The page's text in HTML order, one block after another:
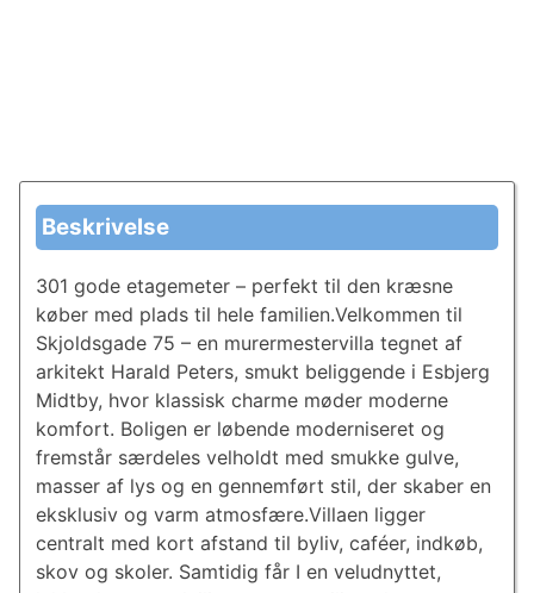
Beskrivelse
301 gode etagemeter – perfekt til den kræsne
køber med plads til hele familien.Velkommen til
Skjoldsgade 75 – en murermestervilla tegnet af
arkitekt Harald Peters, smukt beliggende i Esbjerg
Midtby, hvor klassisk charme møder moderne
komfort. Boligen er løbende moderniseret og
fremstår særdeles velholdt med smukke gulve,
masser af lys og en gennemført stil, der skaber en
eksklusiv og varm atmosfære.Villaen ligger
centralt med kort afstand til byliv, caféer, indkøb,
skov og skoler. Samtidig får I en veludnyttet,